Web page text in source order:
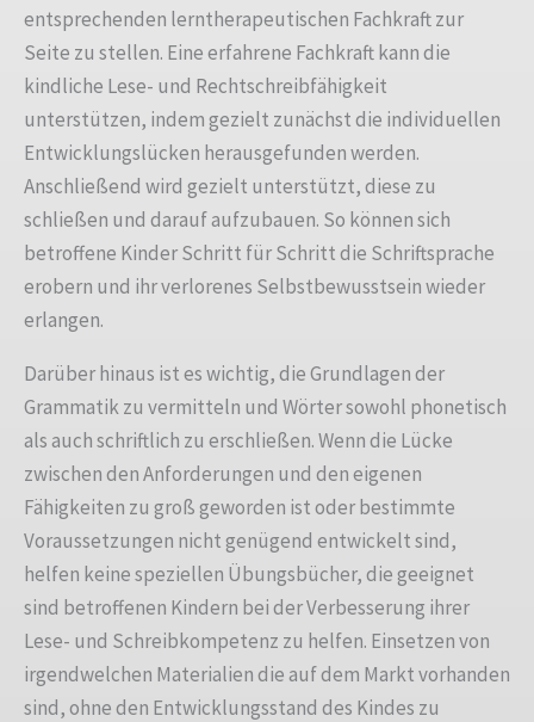
entsprechenden lerntherapeutischen Fachkraft zur
Seite zu stellen. Eine erfahrene Fachkraft kann die
kindliche Lese- und Rechtschreibfähigkeit
unterstützen, indem gezielt zunächst die individuellen
Entwicklungslücken herausgefunden werden.
Anschließend wird gezielt unterstützt, diese zu
schließen und darauf aufzubauen. So können sich
betroffene Kinder Schritt für Schritt die Schriftsprache
erobern und ihr verlorenes Selbstbewusstsein wieder
erlangen.
Darüber hinaus ist es wichtig, die Grundlagen der
Grammatik zu vermitteln und Wörter sowohl phonetisch
als auch schriftlich zu erschließen. Wenn die Lücke
zwischen den Anforderungen und den eigenen
Fähigkeiten zu groß geworden ist oder bestimmte
Voraussetzungen nicht genügend entwickelt sind,
helfen keine speziellen Übungsbücher, die geeignet
sind betroffenen Kindern bei der Verbesserung ihrer
Lese- und Schreibkompetenz zu helfen. Einsetzen von
irgendwelchen Materialien die auf dem Markt vorhanden
sind, ohne den Entwicklungsstand des Kindes zu